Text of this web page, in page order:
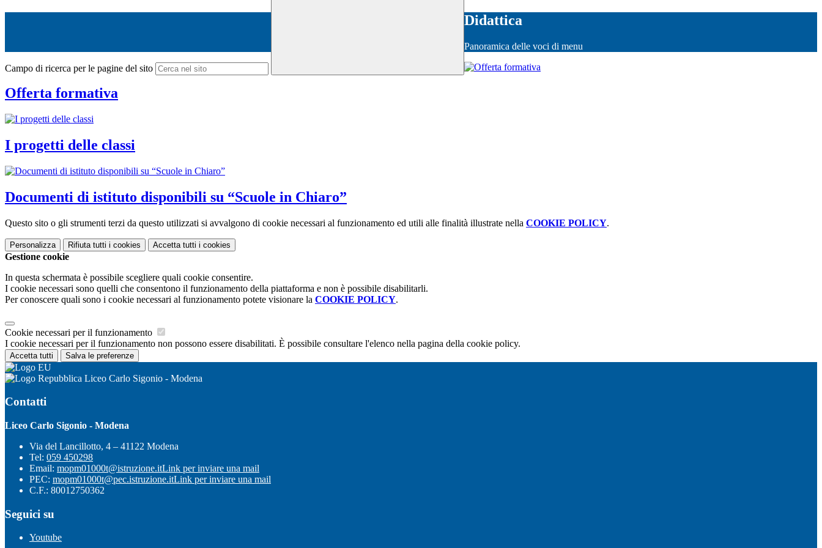
Campo di ricerca per le pagine del sito
Didattica
Panoramica delle voci di menu
Offerta formativa
I progetti delle classi
Documenti di istituto disponibili su “Scuole in Chiaro”
Questo sito o gli strumenti terzi da questo utilizzati si avvalgono di cookie necessari al funzionamento ed utili alle finalità illustrate nella COOKIE POLICY.
Personalizza Rifiuta tutti i cookies Accetta tutti i cookies
Gestione cookie
In questa schermata è possibile scegliere quali cookie consentire.
I cookie necessari sono quelli che consentono il funzionamento della piattaforma e non è possibile disabilitarli.
Per conoscere quali sono i cookie necessari al funzionamento potete visionare la COOKIE POLICY.
Cookie necessari per il funzionamento
I cookie necessari per il funzionamento non possono essere disabilitati. È possibile consultare l'elenco nella pagina della cookie policy.
Accetta tutti Salva le preferenze
Liceo Carlo Sigonio - Modena
Contatti
Liceo Carlo Sigonio - Modena
Via del Lancillotto, 4 – 41122 Modena
Tel: 059 450298
Email: mopm01000t@istruzione.itLink per inviare una mail
PEC: mopm01000t@pec.istruzione.itLink per inviare una mail
C.F.: 80012750362
Seguici su
Youtube